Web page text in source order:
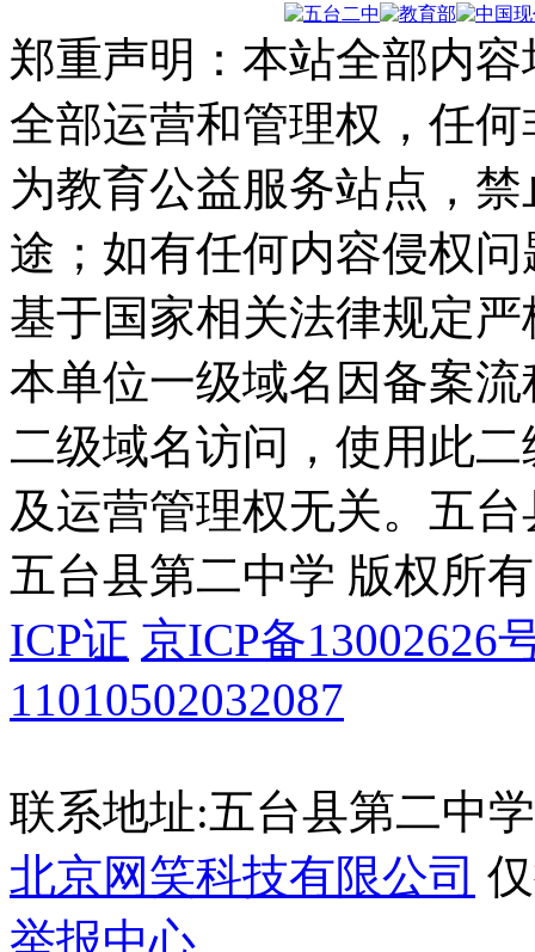
郑重声明：本站全部内
全部运营和管理权，任
为教育公益服务站点，
途；如有任何内容侵权
基于国家相关法律规定
本单位一级域名因备案
二级域名访问，使用此
及运营管理权无关。 五
五台县第二中学 版权所有
ICP证 京ICP备13002626
11010502032087
联系地址:五台县第二中
北京网笑科技有限公司
举报中心